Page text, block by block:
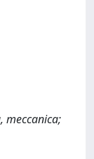
meccanica;